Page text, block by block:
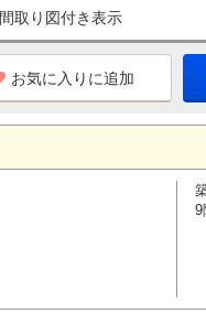
間取り図付き表示
お気に入りに追加
9